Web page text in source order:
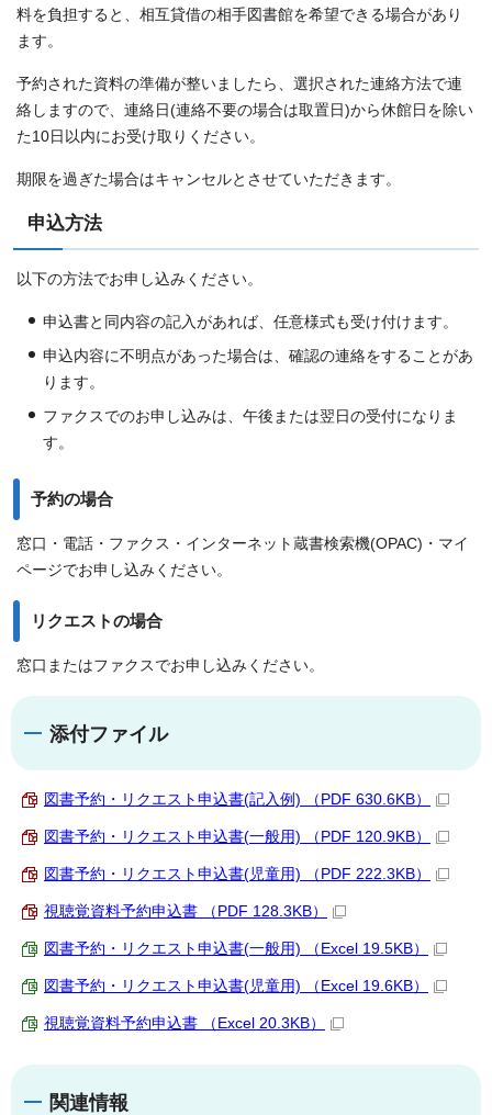
料を負担すると、相互貸借の相手図書館を希望できる場合があり
ます。
予約された資料の準備が整いましたら、選択された連絡方法で連
絡しますので、連絡日(連絡不要の場合は取置日)から休館日を除い
た10日以内にお受け取りください。
期限を過ぎた場合はキャンセルとさせていただきます。
申込方法
以下の方法でお申し込みください。
申込書と同内容の記入があれば、任意様式も受け付けます。
申込内容に不明点があった場合は、確認の連絡をすることがあ
ります。
ファクスでのお申し込みは、午後または翌日の受付になりま
す。
予約の場合
窓口・電話・ファクス・インターネット蔵書検索機(OPAC)・マイ
ページでお申し込みください。
リクエストの場合
窓口またはファクスでお申し込みください。
添付ファイル
図書予約・リクエスト申込書(記入例) （PDF 630.6KB）
図書予約・リクエスト申込書(一般用) （PDF 120.9KB）
図書予約・リクエスト申込書(児童用) （PDF 222.3KB）
視聴覚資料予約申込書 （PDF 128.3KB）
図書予約・リクエスト申込書(一般用) （Excel 19.5KB）
図書予約・リクエスト申込書(児童用) （Excel 19.6KB）
視聴覚資料予約申込書 （Excel 20.3KB）
関連情報